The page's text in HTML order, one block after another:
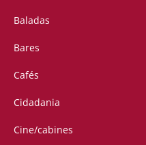
Baladas
Bares
Cafés
Cidadania
Cine/cabines